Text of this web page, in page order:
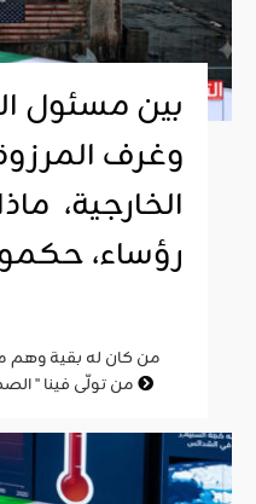
بين مسئول
وغرف
الخارجية،
رؤساء،
من تولّى فينا "